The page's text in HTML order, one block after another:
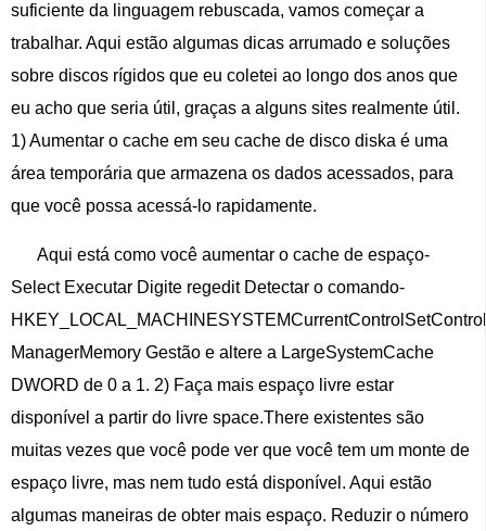
suficiente da linguagem rebuscada, vamos começar a
trabalhar. Aqui estão algumas dicas arrumado e soluções
sobre discos rígidos que eu coletei ao longo dos anos que
eu acho que seria útil, graças a alguns sites realmente útil.
1) Aumentar o cache em seu cache de disco diska é uma
área temporária que armazena os dados acessados, para
que você possa acessá-lo rapidamente.
Aqui está como você aumentar o cache de espaço-
Select Executar Digite regedit Detectar o comando-
ManagerMemory Gestão e altere a LargeSystemCache
DWORD de 0 a 1. 2) Faça mais espaço livre estar
disponível a partir do livre space.There existentes são
muitas vezes que você pode ver que você tem um monte de
espaço livre, mas nem tudo está disponível. Aqui estão
algumas maneiras de obter mais espaço. Reduzir o número